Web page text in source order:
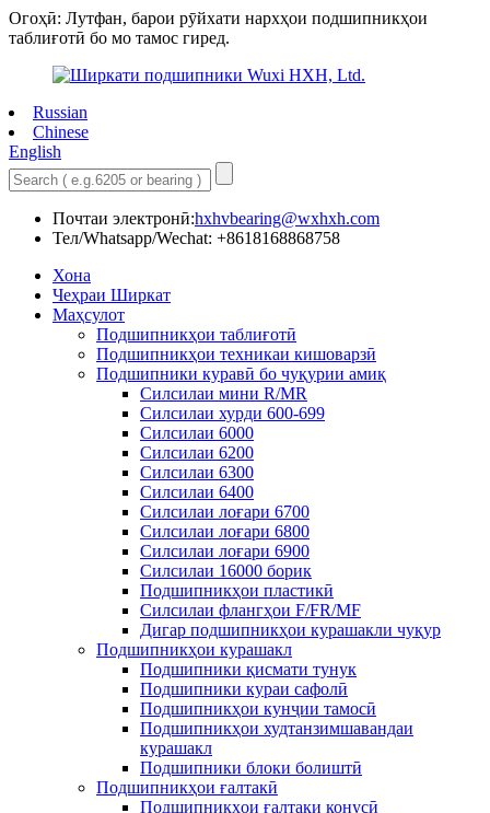
Огоҳӣ: Лутфан, барои рӯйхати нархҳои подшипникҳои
таблиғотӣ бо мо тамос гиред.
Russian
Chinese
English
Почтаи электронӣ:hxhvbearing@wxhxh.com
Тел/Whatsapp/Wechat: +8618168868758
Хона
Чеҳраи Ширкат
Маҳсулот
Подшипникҳои таблиғотӣ
Подшипникҳои техникаи кишоварзӣ
Подшипники куравӣ бо чуқурии амиқ
Силсилаи мини R/MR
Силсилаи хурди 600-699
Силсилаи 6000
Силсилаи 6200
Силсилаи 6300
Силсилаи 6400
Силсилаи лоғари 6700
Силсилаи лоғари 6800
Силсилаи лоғари 6900
Силсилаи 16000 борик
Подшипникҳои пластикӣ
Силсилаи флангҳои F/FR/MF
Дигар подшипникҳои курашакли чуқур
Подшипникҳои курашакл
Подшипники қисмати тунук
Подшипники кураи сафолӣ
Подшипникҳои кунҷии тамосӣ
Подшипникҳои худтанзимшавандаи
курашакл
Подшипники блоки болиштӣ
Подшипникҳои ғалтакӣ
Подшипникҳои ғалтаки конусӣ